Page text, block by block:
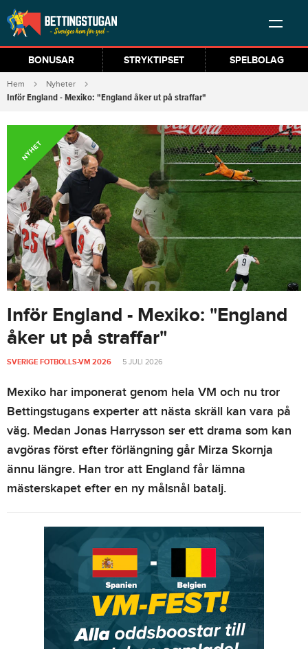
BONUSAR STRYKTIPSET SPELBOLAG
Hem Nyheter
Inför England - Mexiko: "England åker ut på straffar"
NYHET
Inför England - Mexiko: "England
åker ut på straffar"
SVERIGE FOTBOLLS-VM 2026 5 JULI 2026
Mexiko har imponerat genom hela VM och nu tror
Bettingstugans experter att nästa skräll kan vara på
väg. Medan Jonas Harrysson ser ett drama som kan
avgöras först efter förlängning går Mirza Skornja
ännu längre. Han tror att England får lämna
mästerskapet efter en ny målsnål batalj.